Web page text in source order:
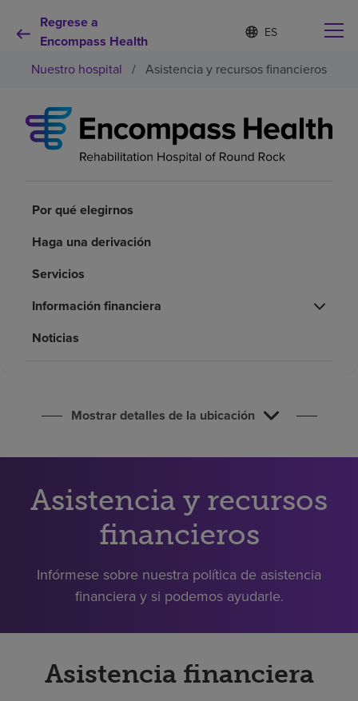
Regrese a
Encompass Health
Lista
de
idiomas
contraída
d
o
s
e
e
Por qué debe elegirnos
Recursos de salud
Empleos
Pagar mi factura
Nuestro hospital / Asistencia y recursos financieros
Por qué elegirnos
Haga una derivación
Servicios
Información financiera
Noticias
Mostrar detalles de la ubicación
Asistencia y recursos
financieros
Infórmese sobre nuestra política de asistencia
financiera y si podemos ayudarle.
Asistencia financiera